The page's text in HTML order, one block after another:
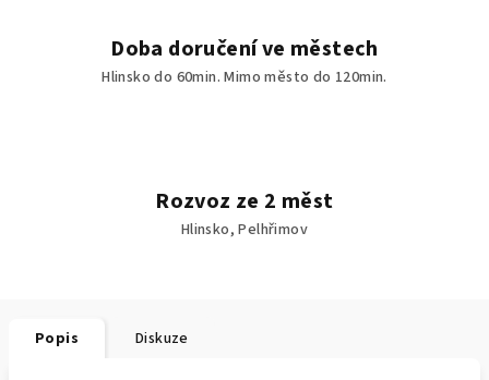
Doba doručení ve městech
Hlinsko do 60min. Mimo město do 120min.
Rozvoz ze 2 měst
Hlinsko, Pelhřimov
Popis Diskuze